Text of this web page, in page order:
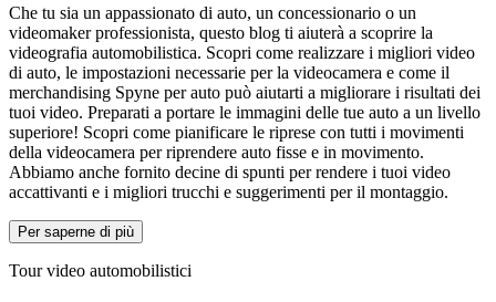
Che tu sia un appassionato di auto, un concessionario o un
videomaker professionista, questo blog ti aiuterà a scoprire la
videografia automobilistica. Scopri come realizzare i migliori video
di auto, le impostazioni necessarie per la videocamera e come il
merchandising Spyne per auto può aiutarti a migliorare i risultati dei
tuoi video. Preparati a portare le immagini delle tue auto a un livello
superiore! Scopri come pianificare le riprese con tutti i movimenti
della videocamera per riprendere auto fisse e in movimento.
Abbiamo anche fornito decine di spunti per rendere i tuoi video
accattivanti e i migliori trucchi e suggerimenti per il montaggio.
Per saperne di più
Tour video automobilistici